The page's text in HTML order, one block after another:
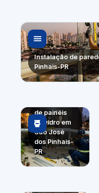
Instalação de
Pinhais-PR
de painéis
de vidro em
São José
dos Pinhais-
PR